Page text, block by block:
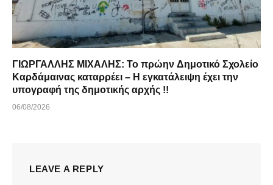
ΓΙΩΡΓΑΛΛΗΣ ΜΙΧΑΛΗΣ: Το πρώην Δημοτικό Σχολείο
Καρδάμαινας καταρρέει – Η εγκατάλειψη έχει την
υπογραφή της δημοτικής αρχής !!
06/08/2026
LEAVE A REPLY